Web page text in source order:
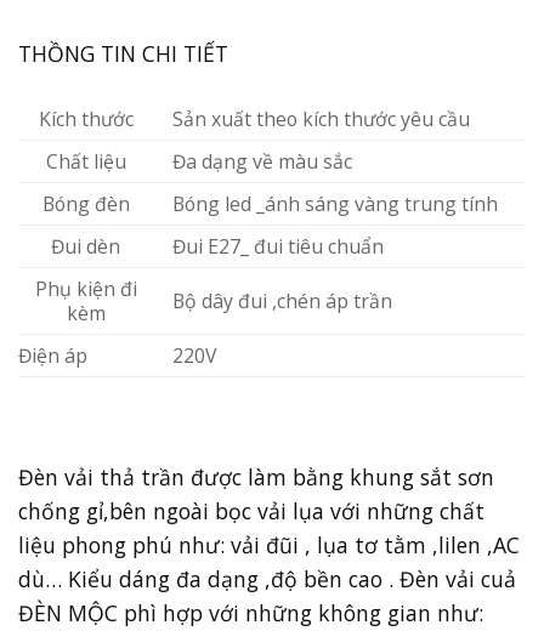
THỒNG TIN CHI TIẾT
Kích thước
Sản xuất theo kích thước yêu cầu
Chất liệu
Đa dạng về màu sắc
Bóng đèn
Bóng led _ánh sáng vàng trung tính
Đui dèn
Đui E27_ đui tiêu chuẩn
Phụ kiện đi
kèm
Bộ dây đui ,chén áp trần
Điện áp 220V
Đèn vải thả trần được làm bằng khung sắt sơn
chống gỉ,bên ngoài bọc vải lụa với những chất
liệu phong phú như: vải đũi , lụa tơ tằm ,lilen ,AC
dù… Kiểu dáng đa dạng ,độ bền cao . Đèn vải cuả
ĐÈN MỘC phì hợp với những không gian như: